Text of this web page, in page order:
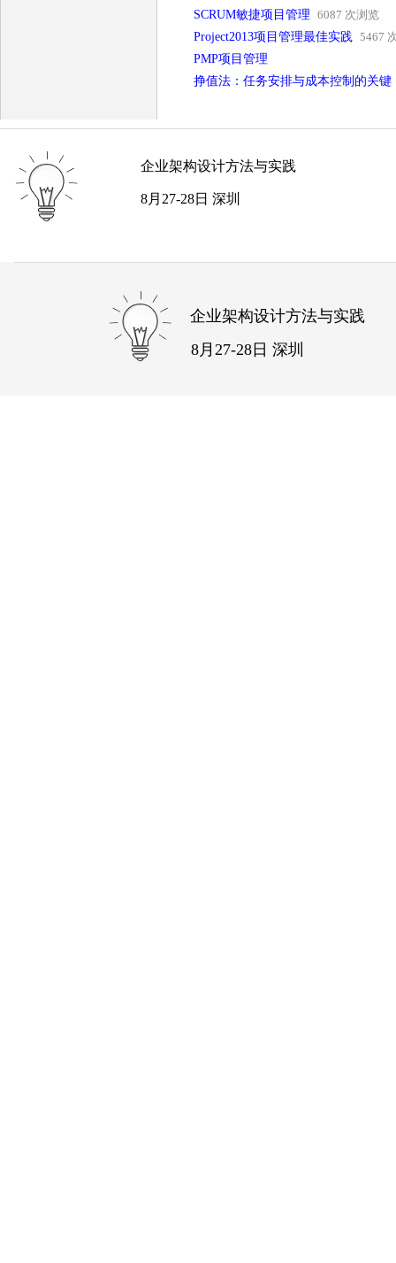
SCRUM敏捷项目管理 6087 次浏览
Project2013项目管理最佳实践 5467
PMP项目管理
挣值法：任务安排与成本控制的关键